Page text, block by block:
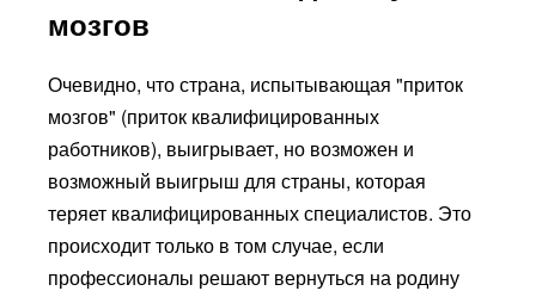
мозгов
Очевидно, что страна, испытывающая "приток
мозгов" (приток квалифицированных
работников), выигрывает, но возможен и
возможный выигрыш для страны, которая
теряет квалифицированных специалистов. Это
происходит только в том случае, если
профессионалы решают вернуться на родину